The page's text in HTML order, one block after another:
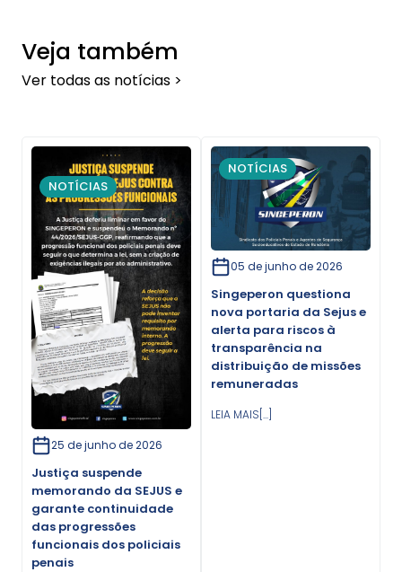
Veja também
Ver todas as notícias >
NOTÍCIAS
25 de junho de 2026
Justiça suspende
memorando da SEJUS e
garante continuidade
das progressões
funcionais dos policiais
penais
NOTÍCIAS
05 de junho de 2026
Singeperon questiona
nova portaria da Sejus e
alerta para riscos à
transparência na
distribuição de missões
remuneradas
LEIA MAIS[...]